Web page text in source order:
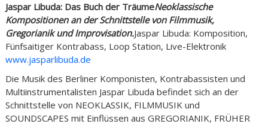
Jaspar Libuda: Das Buch der TräumeNeoklassische
Kompositionen an der Schnittstelle von Filmmusik,
Gregorianik und Improvisation.Jaspar Libuda: Komposition,
Fünfsaitiger Kontrabass, Loop Station, Live-Elektronik
www.jasparlibuda.de
Die Musik des Berliner Komponisten, Kontrabassisten und
Multiinstrumentalisten Jaspar Libuda befindet sich an der
Schnittstelle von NEOKLASSIK, FILMMUSIK und
SOUNDSCAPES mit Einflüssen aus GREGORIANIK, FRÜHER